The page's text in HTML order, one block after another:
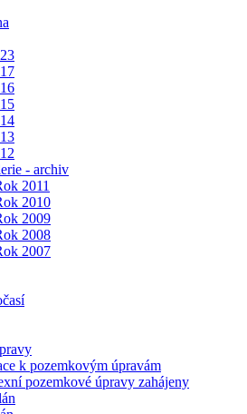
- archiv
2011
2010
2009
2008
2007
k pozemkovým úpravám
pozemkové úpravy zahájeny